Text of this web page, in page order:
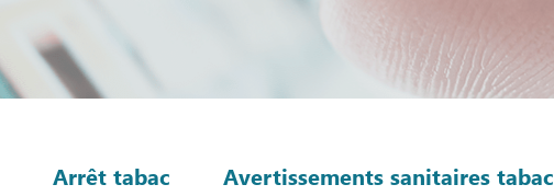
Arrêt tabac Avertissements sanitaires tabac